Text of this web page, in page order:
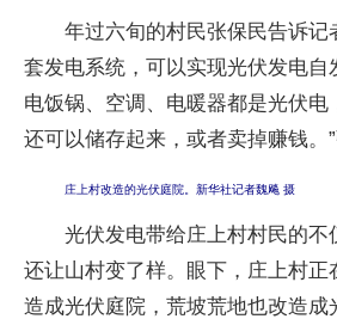
年过六旬的村民张保民告诉记
套发电系统，可以实现光伏发电自
电饭锅、空调、电暖器都是光伏电
还可以储存起来，或者卖掉赚钱。”
庄上村改造的光伏庭院。新华社记者魏飚 摄
光伏发电带给庄上村村民的不
还让山村变了样。眼下，庄上村正
造成光伏庭院，荒坡荒地也改造成